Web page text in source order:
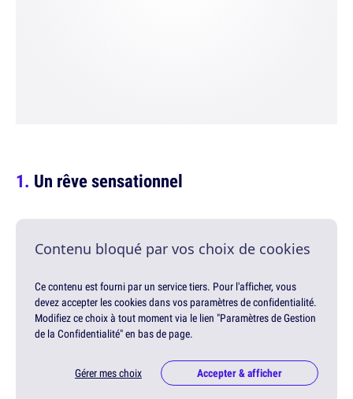
Un rêve sensationnel
Contenu bloqué par vos choix de cookies
Ce contenu est fourni par un service tiers. Pour l'afficher, vous
devez accepter les cookies dans vos paramètres de confidentialité.
Modifiez ce choix à tout moment via le lien "Paramètres de Gestion
de la Confidentialité" en bas de page.
Gérer mes choix Accepter & afficher